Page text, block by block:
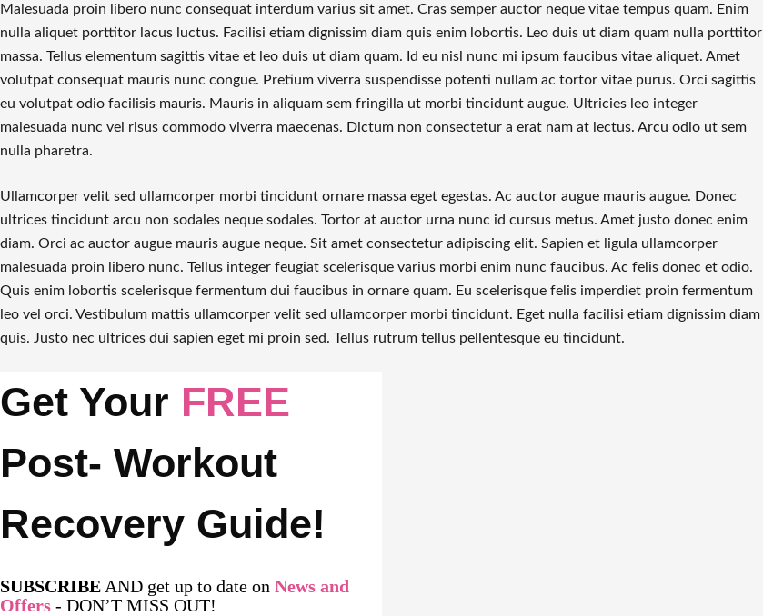
Malesuada proin libero nunc consequat interdum varius sit amet. Cras semper auctor neque vitae tempus quam. Enim
nulla aliquet porttitor lacus luctus. Facilisi etiam dignissim diam quis enim lobortis. Leo duis ut diam quam nulla porttitor
massa. Tellus elementum sagittis vitae et leo duis ut diam quam. Id eu nisl nunc mi ipsum faucibus vitae aliquet. Amet
volutpat consequat mauris nunc congue. Pretium viverra suspendisse potenti nullam ac tortor vitae purus. Orci sagittis
eu volutpat odio facilisis mauris. Mauris in aliquam sem fringilla ut morbi tincidunt augue. Ultricies leo integer
malesuada nunc vel risus commodo viverra maecenas. Dictum non consectetur a erat nam at lectus. Arcu odio ut sem
nulla pharetra.
Ullamcorper velit sed ullamcorper morbi tincidunt ornare massa eget egestas. Ac auctor augue mauris augue. Donec
ultrices tincidunt arcu non sodales neque sodales. Tortor at auctor urna nunc id cursus metus. Amet justo donec enim
diam. Orci ac auctor augue mauris augue neque. Sit amet consectetur adipiscing elit. Sapien et ligula ullamcorper
malesuada proin libero nunc. Tellus integer feugiat scelerisque varius morbi enim nunc faucibus. Ac felis donec et odio.
Quis enim lobortis scelerisque fermentum dui faucibus in ornare quam. Eu scelerisque felis imperdiet proin fermentum
leo vel orci. Vestibulum mattis ullamcorper velit sed ullamcorper morbi tincidunt. Eget nulla facilisi etiam dignissim diam
quis. Justo nec ultrices dui sapien eget mi proin sed. Tellus rutrum tellus pellentesque eu tincidunt.
Get Your FREE
Post- Workout
Recovery Guide!
SUBSCRIBE AND get up to date on News and
Offers - DON’T MISS OUT!